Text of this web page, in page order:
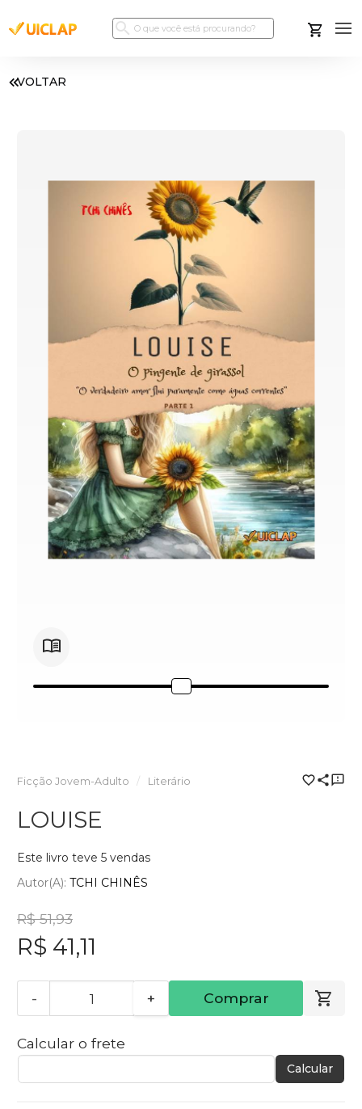
VOLTAR
Ficção Jovem-Adulto Literário
LOUISE
Este livro teve 5 vendas
Autor(a): TCHI CHINÊS
R$ 51,93
R$ 41,11
- + Comprar
Calcular o frete
Calcular